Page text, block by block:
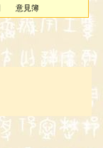
意見簿